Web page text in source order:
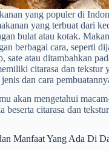
yang populer di
yang terbuat dari
bulat atau kotak.
berbagai cara, seperti
sate atau ditambahkan
citarasa dan tekstur
dan cara
akan mengetahui
beserta citarasa dan
Manfaat Yang Ada Di